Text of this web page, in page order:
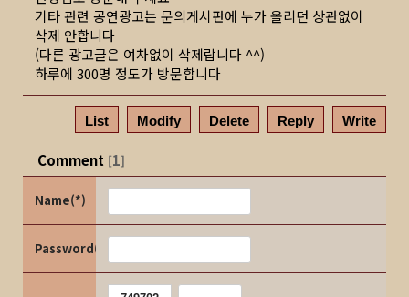
기타 관련 공연광고는 문의게시판에 누가 올리던 상관없이
삭제 안합니다
(다른 광고글은 여차없이 삭제랍니다 ^^)
하루에 300명 정도가 방문합니다
List Modify Delete Reply Write
Comment [1]
Name(*)
Password(*)